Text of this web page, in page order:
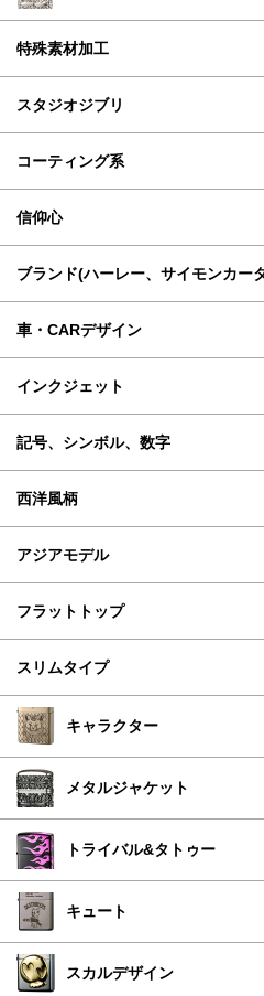
特殊素材加工
スタジオジブリ
コーティング系
信仰心
ブランド(ハーレー、サイモンカー
車・CARデザイン
インクジェット
記号、シンボル、数字
西洋風柄
アジアモデル
フラットトップ
スリムタイプ
キャラクター
メタルジャケット
トライバル&タトゥー
キュート
スカルデザイン